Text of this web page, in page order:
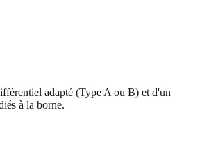
adapté (Type A ou B) et d'un
à la borne.